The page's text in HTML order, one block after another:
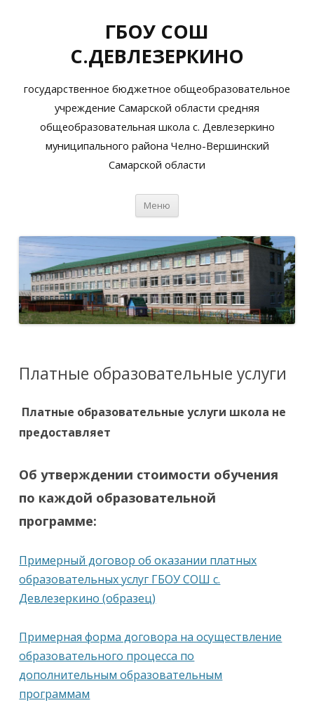
ГБОУ СОШ
С.ДЕВЛЕЗЕРКИНО
государственное бюджетное общеобразовательное
учреждение Самарской области средняя
общеобразовательная школа с. Девлезеркино
муниципального района Челно-Вершинский
Самарской области
Меню
Платные образовательные услуги
Платные образовательные услуги школа не
предоставляет
Об утверждении стоимости обучения
по каждой образовательной
программе:
Примерный договор об оказании платных
образовательных услуг ГБОУ СОШ с.
Девлезеркино (образец)
Примерная форма договора на осуществление
образовательного процесса по
дополнительным образовательным
программам